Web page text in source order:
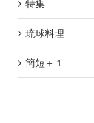
特集
琉球料理
簡短＋１